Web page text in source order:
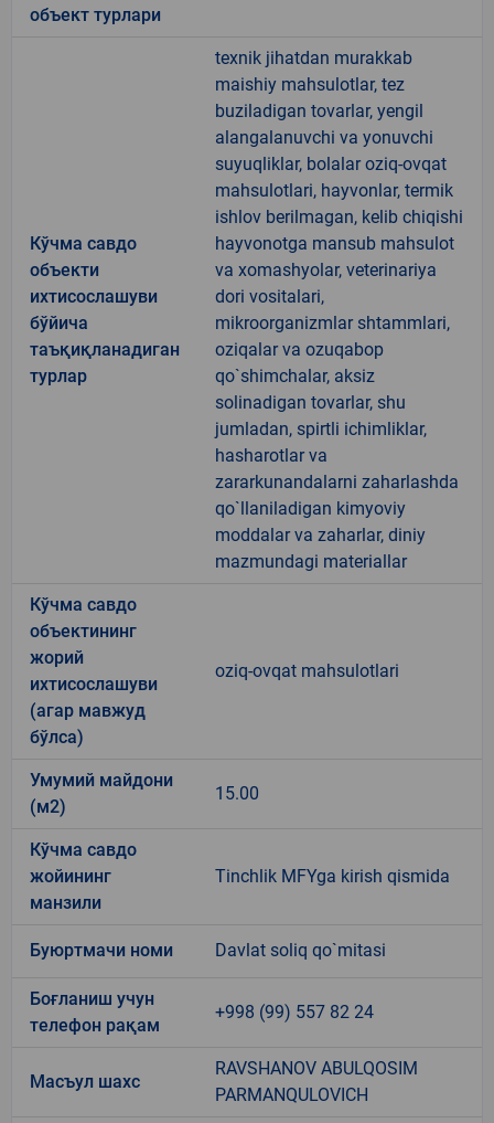
объект турлари
Кўчма савдо
объекти
ихтисослашуви
бўйича
таъқиқланадиган
турлар
texnik jihatdan murakkab
maishiy mahsulotlar, tez
buziladigan tovarlar, yengil
alangalanuvchi va yonuvchi
suyuqliklar, bolalar oziq-ovqat
mahsulotlari, hayvonlar, termik
ishlov berilmagan, kelib chiqishi
hayvonotga mansub mahsulot
va xomashyolar, veterinariya
dori vositalari,
mikroorganizmlar shtammlari,
oziqalar va ozuqabop
qo`shimchalar, aksiz
solinadigan tovarlar, shu
jumladan, spirtli ichimliklar,
hasharotlar va
zararkunandalarni zaharlashda
qo`llaniladigan kimyoviy
moddalar va zaharlar, diniy
mazmundagi materiallar
Кўчма савдо
объектининг
жорий
ихтисослашуви
(агар мавжуд
бўлса)
oziq-ovqat mahsulotlari
Умумий майдони
(м2)
15.00
Кўчма савдо
жойининг
манзили
Tinchlik MFYga kirish qismida
Буюртмачи номи Davlat soliq qo`mitasi
Боғланиш учун
телефон рақам
+998 (99) 557 82 24
Масъул шахс
RAVSHANOV ABULQOSIM
PARMANQULOVICH